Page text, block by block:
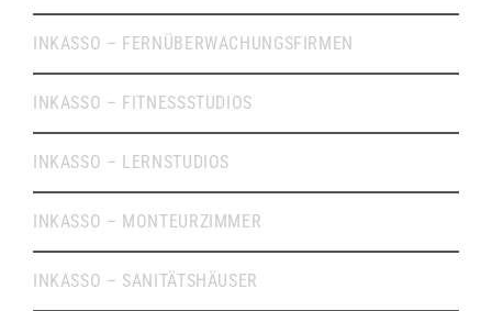
INKASSO – FERNÜBERWACHUNGSFIRMEN
INKASSO – FITNESSSTUDIOS
INKASSO – LERNSTUDIOS
INKASSO – MONTEURZIMMER
INKASSO – SANITÄTSHÄUSER